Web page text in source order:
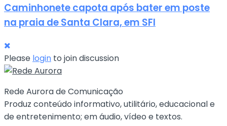
Caminhonete capota após bater em poste
na praia de Santa Clara, em SFI
Please login to join discussion
Rede Aurora de Comunicação
Produz conteúdo informativo, utilitário, educacional e
de entretenimento; em áudio, vídeo e textos.